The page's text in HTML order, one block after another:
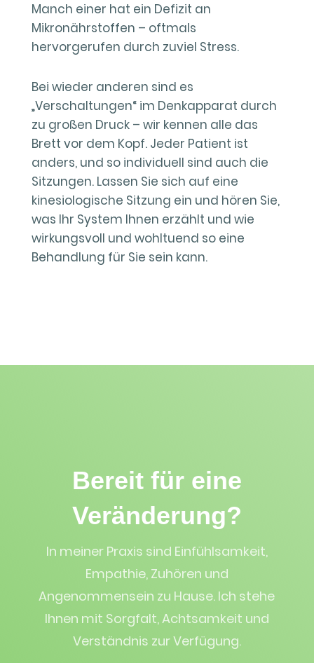
Manch einer hat ein Defizit an
Mikronährstoffen – oftmals
hervorgerufen durch zuviel Stress.
Bei wieder anderen sind es
„Verschaltungen“ im Denkapparat durch
zu großen Druck – wir kennen alle das
Brett vor dem Kopf. Jeder Patient ist
anders, und so individuell sind auch die
Sitzungen. Lassen Sie sich auf eine
kinesiologische Sitzung ein und hören Sie,
was Ihr System Ihnen erzählt und wie
wirkungsvoll und wohltuend so eine
Behandlung für Sie sein kann.
Bereit für eine
Veränderung?
In meiner Praxis sind Einfühlsamkeit,
Empathie, Zuhören und
Angenommensein zu Hause. Ich stehe
Ihnen mit Sorgfalt, Achtsamkeit und
Verständnis zur Verfügung.